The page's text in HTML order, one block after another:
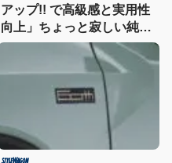
アップ!! で高級感と実用性
向上」ちょっと寂しい純正
室内照明をグレードアップ